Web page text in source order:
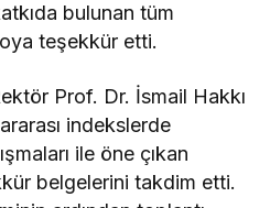
bulunan tüm
teşekkür etti.
Prof. Dr. İsmail Hakkı
indekslerde
ile öne çıkan
belgelerini takdim etti.